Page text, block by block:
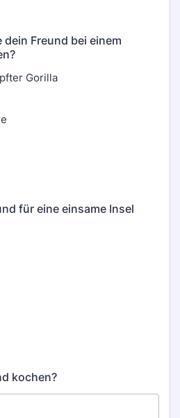
Freund bei einem
Gorilla
für eine einsame Insel
kochen?